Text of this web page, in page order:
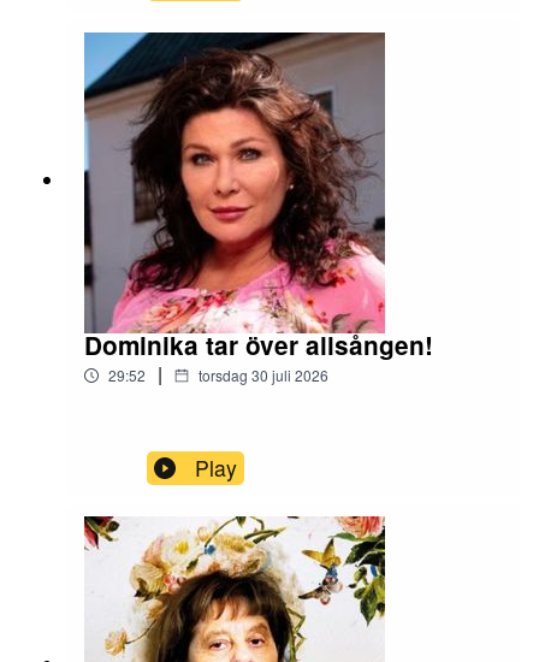
Dominika tar över allsången!
29:52 | torsdag 30 juli 2026
Play